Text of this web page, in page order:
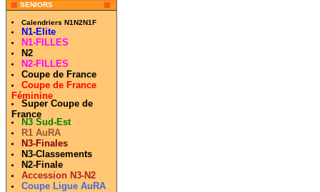
SENIORS
Calendriers N1N2N1F
N1-Elite
N1-FILLES
N2
N2-FILLES
Coupe de France
Coupe de France
Féminine
Super Coupe de
France
N3 Sud-Est
R1 AuRA
N3-Finales
N3-Classements
N2-Finale
Accession N3-N2
Coupe Ligue AuRA